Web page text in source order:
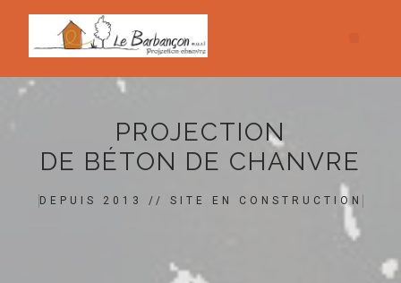
PROJECTION
DE BÉTON DE CHANVRE
DEPUIS 2013 // SITE EN CONSTRUCTION